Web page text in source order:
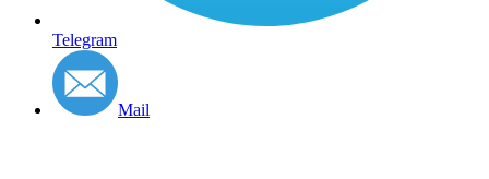
Telegram
Mail